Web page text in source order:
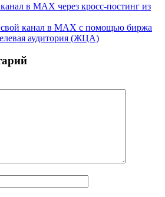
в MAX через кросс-постинг из
свой канал в MAX с помощью биржа
аудитория (ЖЦА)